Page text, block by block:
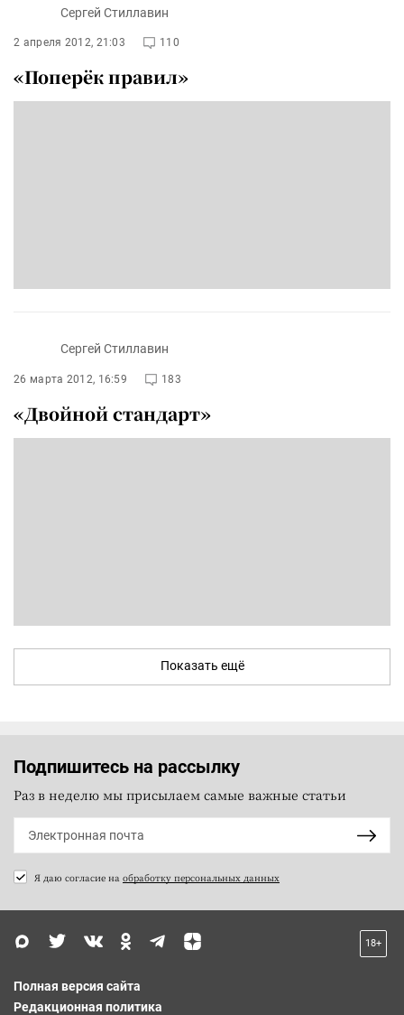
Сергей Стиллавин
2 апреля 2012, 21:03 110
«Поперёк правил»
Сергей Стиллавин
26 марта 2012, 16:59 183
«Двойной стандарт»
Показать ещё
Подпишитесь на рассылку
Раз в неделю мы присылаем самые важные статьи
Я даю согласие на обработку персональных данных
18+
Полная версия сайта
Редакционная политика